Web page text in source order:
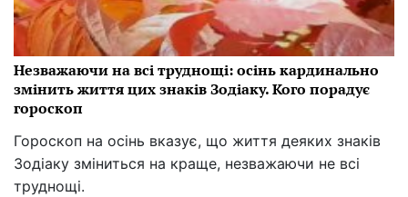
Незважаючи на всі труднощі: осінь кардинально
змінить життя цих знаків Зодіаку. Кого порадує
гороскоп
Гороскоп на осінь вказує, що життя деяких знаків
Зодіаку зміниться на краще, незважаючи не всі
труднощі.